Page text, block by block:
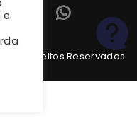
os Direitos Reservados
e